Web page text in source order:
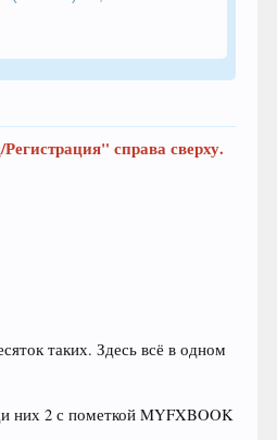
справа сверху.
таких. Здесь всё в одном
них 2 с пометкой MYFXBOOK